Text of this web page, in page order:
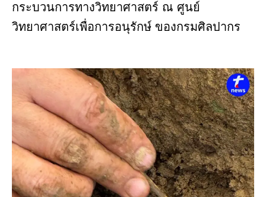
กระบวนการทางวิทยาศาสตร์ ณ ศูนย์
วิทยาศาสตร์เพื่อการอนุรักษ์ ของกรมศิลปากร